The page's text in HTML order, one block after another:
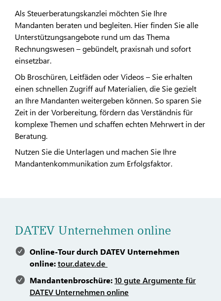
Als Steuerberatungskanzlei möchten Sie Ihre
Mandanten beraten und begleiten. Hier finden Sie alle
Unterstützungsangebote rund um das Thema
Rechnungswesen – gebündelt, praxisnah und sofort
einsetzbar.
Ob Broschüren, Leitfäden oder Videos – Sie erhalten
einen schnellen Zugriff auf Materialien, die Sie gezielt
an Ihre Mandanten weitergeben können. So sparen Sie
Zeit in der Vorbereitung, fördern das Verständnis für
komplexe Themen und schaffen echten Mehrwert in der
Beratung.
Nutzen Sie die Unterlagen und machen Sie Ihre
Mandantenkommunikation zum Erfolgsfaktor.
DATEV Unternehmen online
Online-Tour durch DATEV Unternehmen
online:tour.datev.de
Mandantenbroschüre:10 gute Argumente für
DATEV Unternehmen online